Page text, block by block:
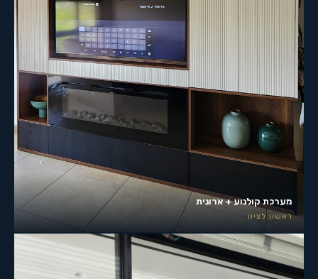
מערכת קולנוע + ארונית
ראשון לציון